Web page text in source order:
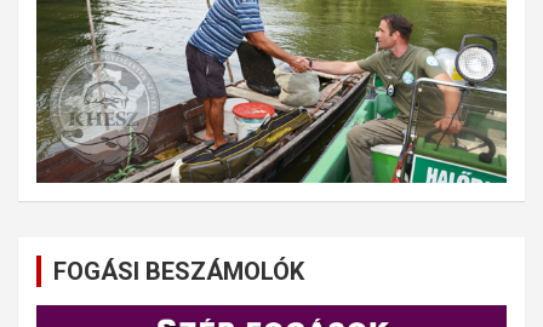
FOGÁSI BESZÁMOLÓK